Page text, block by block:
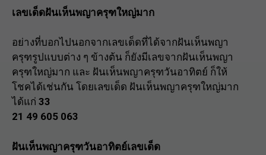
เลขเด็ดฝันเห็นพญาครุฑใหญ่มาก
อย่างที่บอกไปนอกจากเลขเด็ดที่ได้จากฝันเห็นพญา
ครุฑรูปแบบต่าง ๆ ข้างต้น ก็ยังมีเลขจากฝันเห็นพญา
ครุฑใหญ่มาก และ ฝันเห็นพญาครุฑวันอาทิตย์ ก็ให้
โชคได้เช่นกัน โดยเลขเด็ด ฝันเห็นพญาครุฑใหญ่มาก
ได้แก่ 33
21 49 605 063
ฝันเห็นพญาครุฑวันอาทิตย์เลขเด็ด